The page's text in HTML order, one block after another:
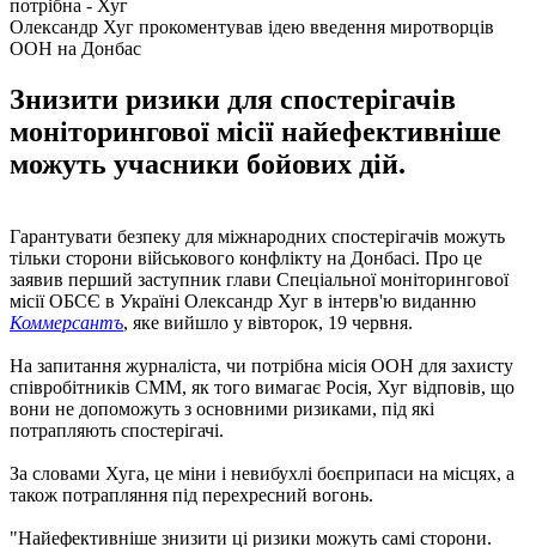
Олександр Хуг прокоментував ідею введення миротворців
ООН на Донбас
Знизити ризики для спостерігачів
моніторингової місії найефективніше
можуть учасники бойових дій.
Гарантувати безпеку для міжнародних спостерігачів можуть
тільки сторони військового конфлікту на Донбасі. Про це
заявив перший заступник глави Спеціальної моніторингової
місії ОБСЄ в Україні Олександр Хуг в інтерв'ю виданню
Коммерсантъ, яке вийшло у вівторок, 19 червня.
На запитання журналіста, чи потрібна місія ООН для захисту
співробітників СММ, як того вимагає Росія, Хуг відповів, що
вони не допоможуть з основними ризиками, під які
потрапляють спостерігачі.
За словами Хуга, це міни і невибухлі боєприпаси на місцях, а
також потрапляння під перехресний вогонь.
"Найефективніше знизити ці ризики можуть самі сторони.